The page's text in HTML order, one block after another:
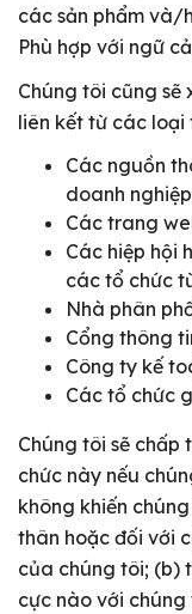
các sản phẩm và/
Phù hợp với ngữ
Chúng tôi cũng
liên kết từ các loại
Các nguồn
doanh
Các trang
Các hiệp hội
các tổ chức
Nhà phân
Cổng thông
Công ty kế
Các tổ chức
Chúng tôi sẽ
chức này nếu
không khiến
thân hoặc đối với
của chúng tôi; (b)
cực nào với